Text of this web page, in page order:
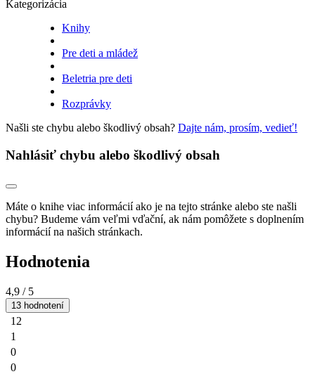
Kategorizácia
Knihy
Pre deti a mládež
Beletria pre deti
Rozprávky
Našli ste chybu alebo škodlivý obsah? Dajte nám, prosím, vedieť!
Nahlásiť chybu alebo škodlivý obsah
Máte o knihe viac informácií ako je na tejto stránke alebo ste našli
chybu? Budeme vám veľmi vďační, ak nám pomôžete s doplnením
informácií na našich stránkach.
Hodnotenia
4,9 / 5
13 hodnotení
12
1
0
0